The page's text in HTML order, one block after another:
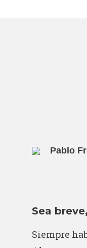
Pablo
Sea
Siempre